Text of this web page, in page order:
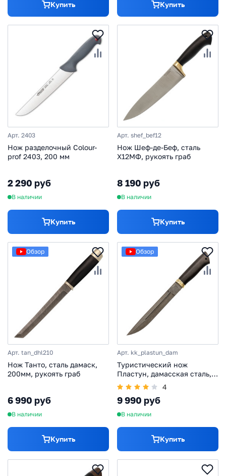
Купить Купить
Арт. 2403
Нож разделочный Colour-
prof 2403, 200 мм
2 290 руб
В наличии
Купить
Арт. shef_bef12
Нож Шеф-де-Беф, сталь
Х12МФ, рукоять граб
8 190 руб
В наличии
Купить
Обзор
Арт. tan_dhl210
Нож Танто, сталь дамаск,
200мм, рукоять граб
6 990 руб
В наличии
Купить
Обзор
Арт. kk_plastun_dam
Туристический нож
Пластун, дамасская сталь,
граб
4
9 990 руб
В наличии
Купить